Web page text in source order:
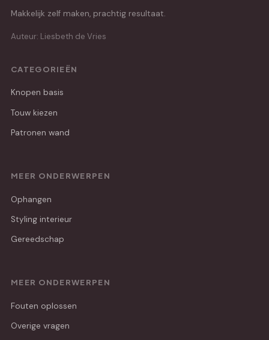
Makkelijk zelf maken, prachtig resultaat.
Auteur: Liesbeth de Vries
CATEGORIEËN
Knopen basis
Touw kiezen
Patronen wand
MEER ONDERWERPEN
Ophangen
Styling interieur
Gereedschap
MEER ONDERWERPEN
Fouten oplossen
Overige vragen